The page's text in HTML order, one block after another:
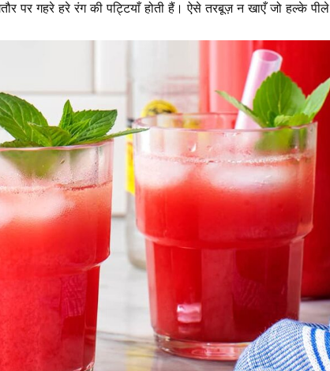
पर गहरे हरे रंग की पट्टियाँ होती हैं। ऐसे तरबूज़ न खाएँ जो हल्के पीले